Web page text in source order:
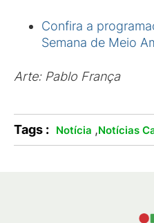
Confira a
Semana de Meio
Arte: Pablo França
Tags : Notícia ,Notícias